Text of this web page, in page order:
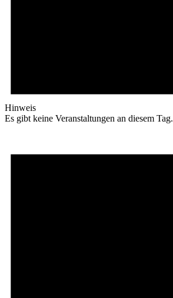
Hinweis
Es gibt keine Veranstaltungen an diesem Tag.